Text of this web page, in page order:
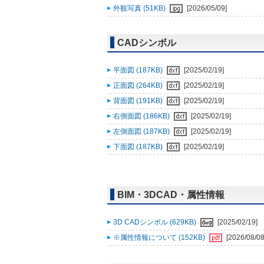
外観写真 (51KB) [2026/05/09]
CADシンボル
平面図 (187KB)
[2025/02/19]
正面図 (264KB)
[2025/02/19]
背面図 (191KB)
[2025/02/19]
右側面図 (186KB)
[2025/02/19]
左側面図 (187KB)
[2025/02/19]
下面図 (187KB)
[2025/02/19]
BIM・3DCAD・属性情報
3D CADシンボル (629KB)
[2025/02/19]
※属性情報について (152KB)
[2026/08/